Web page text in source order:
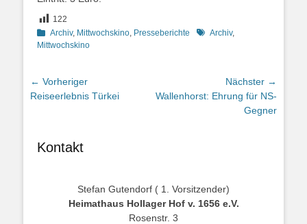
122
Kategorien
Archiv, Mittwochskino, Presseberichte Schlagworte
Archiv,
Mittwochskino
Beitragsnavigation
← Vorheriger
Vorheriger
Reiseerlebnis Türkei
Nächster →
Nächster
Wallenhorst: Ehrung für NS-
Gegner
Kontakt
Stefan Gutendorf ( 1. Vorsitzender)
Heimathaus Hollager Hof v. 1656 e.V.
Rosenstr. 3